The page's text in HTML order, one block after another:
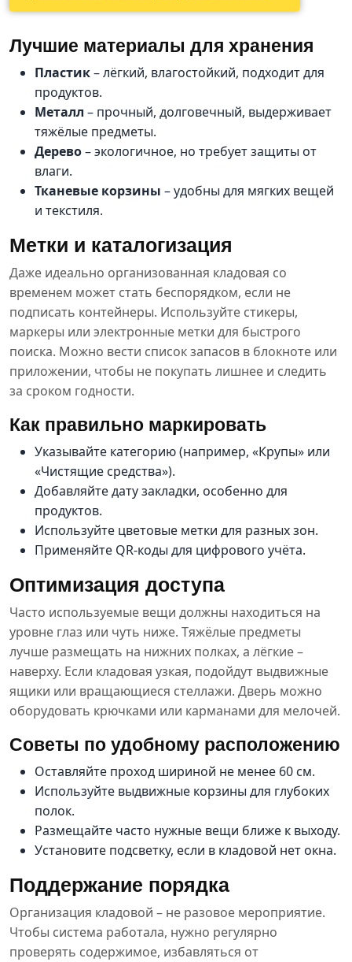
Лучшие материалы для хранения
Пластик– лёгкий, влагостойкий, подходит для
продуктов.
Металл – прочный, долговечный, выдерживает
тяжёлые предметы.
Дерево– экологичное, но требует защиты от
влаги.
Тканевые корзины – удобны для мягких вещей
и текстиля.
Метки и каталогизация
Даже идеально организованная кладовая со
временем может стать беспорядком, если не
подписать контейнеры. Используйте стикеры,
маркеры или электронные метки для быстрого
поиска. Можно вести список запасов в блокноте или
приложении, чтобы не покупать лишнее и следить
за сроком годности.
Как правильно маркировать
Указывайте категорию (например, «Крупы» или
«Чистящие средства»).
Добавляйте дату закладки, особенно для
продуктов.
Используйте цветовые метки для разных зон.
Применяйте QR-коды для цифрового учёта.
Оптимизация доступа
Часто используемые вещи должны находиться на
уровне глаз или чуть ниже. Тяжёлые предметы
лучше размещать на нижних полках, а лёгкие –
наверху. Если кладовая узкая, подойдут выдвижные
ящики или вращающиеся стеллажи. Дверь можно
оборудовать крючками или карманами для мелочей.
Советы по удобному расположению
Оставляйте проход шириной не менее 60 см.
Используйте выдвижные корзины для глубоких
полок.
Размещайте часто нужные вещи ближе к выходу.
Установите подсветку, если в кладовой нет окна.
Поддержание порядка
Организация кладовой – не разовое мероприятие.
Чтобы система работала, нужно регулярно
проверять содержимое, избавляться от